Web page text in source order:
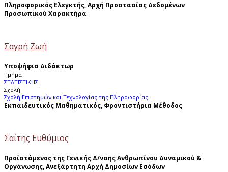
Πληροφορικός Ελεγκτής, Αρχή Προστασίας Δεδομένων
Προσωπικού Χαρακτήρα
Σαγρή Ζωή
Υποψήφια Διδάκτωρ
Τμήμα
ΣΤΑΤΙΣΤΙΚΗΣ
Σχολή
Σχολή Επιστημών και Τεχνολογίας της Πληροφορίας
Εκπαιδευτικός Μαθηματικός, Φροντιστήρια Μέθοδος
Σαΐτης Ευθύμιος
Προϊστάμενος της Γενικής Δ/νσης Ανθρωπίνου Δυναμικού &
Οργάνωσης, Ανεξάρτητη Αρχή Δημοσίων Εσόδων